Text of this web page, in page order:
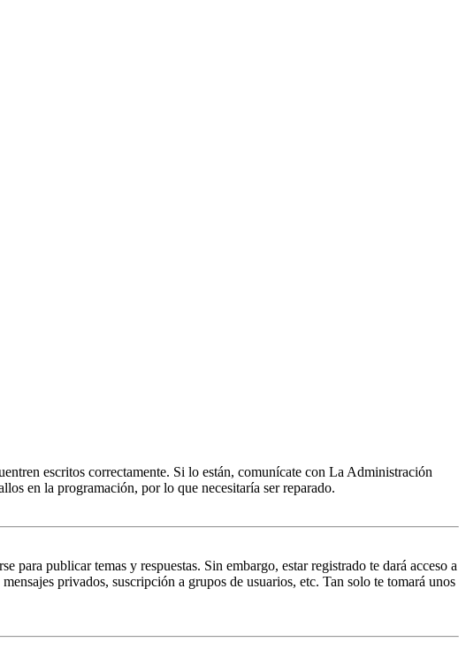
escritos correctamente. Si lo están, comunícate con La Administración
en la programación, por lo que necesitaría ser reparado.
para publicar temas y respuestas. Sin embargo, estar registrado te dará acceso a
privados, suscripción a grupos de usuarios, etc. Tan solo te tomará unos